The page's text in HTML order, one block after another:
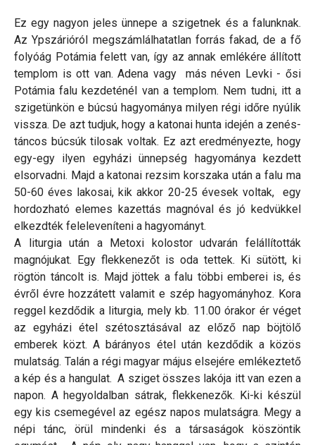
Ez egy nagyon jeles ünnepe a szigetnek és a falunknak.
Az Ypszárióról megszámlálhatatlan forrás fakad, de a fő
folyóág Potámia felett van, így az annak emlékére állított
templom is ott van. Adena vagy más néven Levki - ősi
Potámia falu kezdeténél van a templom. Nem tudni, itt a
szigetünkön e búcsú hagyománya milyen régi időre nyúlik
vissza. De azt tudjuk, hogy a katonai hunta idején a zenés-
táncos búcsúk tilosak voltak. Ez azt eredményezte, hogy
egy-egy ilyen egyházi ünnepség hagyománya kezdett
elsorvadni. Majd a katonai rezsim korszaka után a falu ma
50-60 éves lakosai, kik akkor 20-25 évesek voltak, egy
hordozható elemes kazettás magnóval és jó kedvükkel
elkezdték feleleveníteni a hagyományt.
A liturgia után a Metoxi kolostor udvarán felállították
magnójukat. Egy flekkenezőt is oda tettek. Ki sütött, ki
rögtön táncolt is. Majd jöttek a falu többi emberei is, és
évről évre hozzátett valamit e szép hagyományhoz. Kora
reggel kezdődik a liturgia, mely kb. 11.00 órakor ér véget
az egyházi étel szétosztásával az előző nap böjtölő
emberek közt. A bárányos étel után kezdődik a közös
mulatság. Talán a régi magyar május elsejére emlékeztető
a kép és a hangulat. A sziget összes lakója itt van ezen a
napon. A hegyoldalban sátrak, flekkenezők. Ki-ki készül
egy kis csemegével az egész napos mulatságra. Megy a
népi tánc, örül mindenki és a társaságok köszöntik